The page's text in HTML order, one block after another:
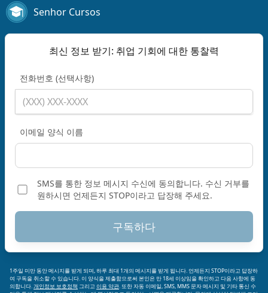
Senhor Cursos
최신 정보 받기: 취업 기회에 대한 통찰력
전화번호 (선택사항)
이메일 양식 이름
SMS를 통한 정보 메시지 수신에 동의합니다. 수신 거부를
원하시면 언제든지 STOP이라고 답장해 주세요.
구독하다
1주일 미만 동안 메시지를 받게 되며, 하루 최대 1개의 메시지를 받게 됩니다. 언제든지 STOP이라고 답장하
여 구독을 취소할 수 있습니다. 이 양식을 제출함으로써 본인은 만 18세 이상임을 확인하고 다음 사항에 동
의합니다.개인정보 보호정책 그리고 이용 약관. 또한 자동 이메일, SMS, MMS 문자 메시지 및 기타 통신 수